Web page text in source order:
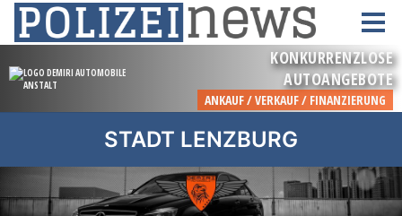
STADT LENZBURG